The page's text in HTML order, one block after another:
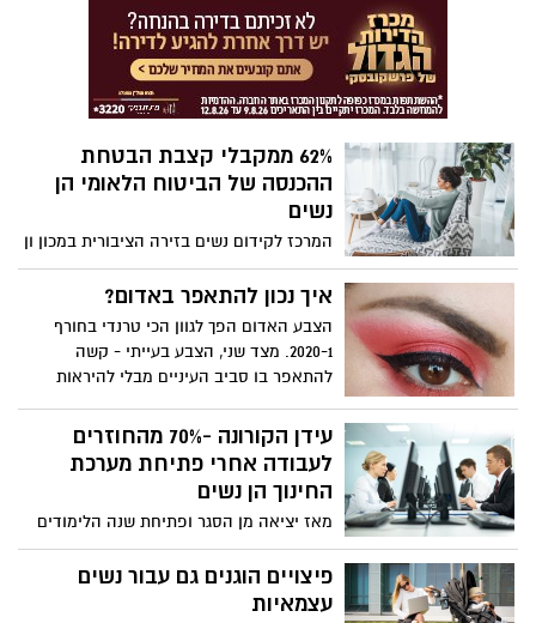
להתחסן נגד קורונה. בתום יום החיסונים
הראשון למבצע "לתת כתף", בירך לוי על
ההיענות המרשימה והתייחס להמלצות
חדשות הנוגעות לחיסון אוכלוסיות נוספות.
62% ממקבלי קצבת הבטחת
ההכנסה של הביטוח הלאומי הן
נשים
המרכז לקידום נשים בזירה הציבורית במכון ון
ליר בירושלים מפרסם ממדד המגדר של שוות
אשר בודק את מגמות אי השוויון בנין גברים
לנשים לאורך השנים . מהבדיקה עולה
שהייצוג של נשים במקצועות יוקרתיים נמצא
במגמת ירידה או דורך במקום בשנים
ב־2018. הייצוג של נשים במקצוע עריכת הדין
ירד מ־47% ב־2016 ל־44% בלבד ב־2018.
איך נכון להתאפר באדום?
הצבע האדום הפך לגוון הכי טרנדי בחורף
2020-1. מצד שני, הצבע בעייתי - קשה
להתאפר בו סביב העיניים מבלי להיראות
טיפים, איך לעשות את זה נכון בלי לעצור
באדום
עידן הקורונה -70% מהחוזרים
לעבודה אחרי פתיחת מערכת
החינוך הן נשים
מאז יציאה מן הסגר ופתיחת שנה הלימודים
וגני הילדים בחודש אוקטובר חזרו לשוק
העבודה 98,075 עובדים, 68,831 הן נשים,
פיצויים הוגנים גם עבור נשים
עצמאיות